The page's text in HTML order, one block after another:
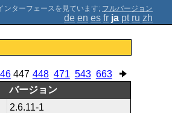
; フルバージョン
de en es fr ja pt ru zh
447 448 471 543 663
バージョン
2.6.11-1